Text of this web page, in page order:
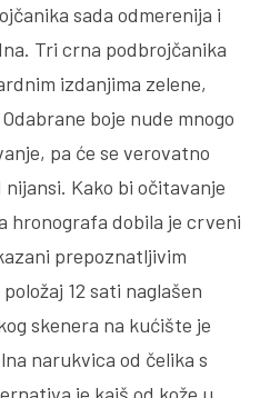
sada odmerenija i
Tri crna podbrojčanika
izdanjima zelene,
boje nude mnogo
pa će se verovatno
Kako bi očitavanje
hronografa dobila je crveni
prepoznatljivim
12 sati naglašen
skenera na kućište je
narukvica od čelika s